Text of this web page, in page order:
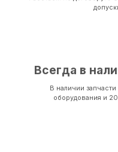
Всегда в
В наличии
оборудования и